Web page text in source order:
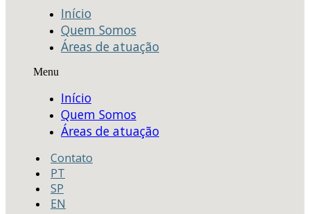
Início
Quem Somos
Áreas de atuação
Menu
Início
Quem Somos
Áreas de atuação
Contato
PT
SP
EN